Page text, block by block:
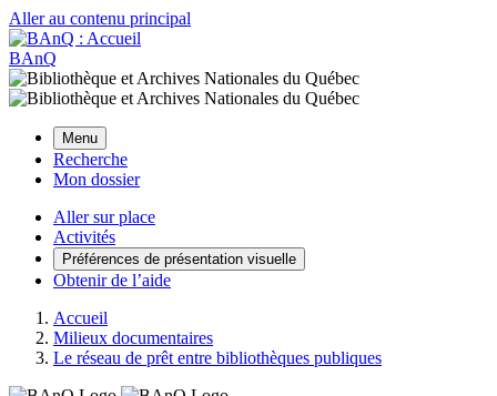
Aller au contenu principal
BAnQ
Menu
Recherche
Mon dossier
Aller sur place
Activités
Préférences de présentation visuelle
Obtenir de l’aide
Accueil
Milieux documentaires
Le réseau de prêt entre bibliothèques publiques